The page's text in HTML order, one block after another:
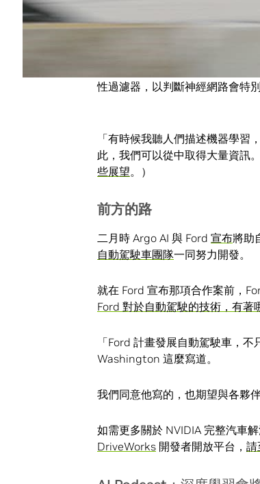
找出正確的賽車，並不如你想像
商和車上的設計元素改變，有
性過濾器，以判斷神經網路會特
「有時候我聽人們描述機器學
此，我們可以從中取得大量資訊
些展望。）
前方的路
二月時 Argo AI 與 Ford 宣布將助
自動駕駛車團隊一同努力開發。
就在 Ford 宣布那項合作案前，
Ford 對於自動駕駛的技術，有著
「Ford 計畫發展自動駕駛車，
Washington 這麼寫道。
我們同意他寫的，也期望與各夥
如需更多關於 NVIDIA 完整汽車
DriveWorks 開發者開放平台， 請